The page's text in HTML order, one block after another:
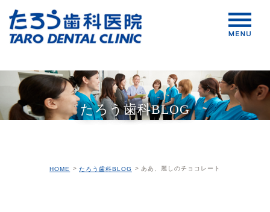
たろう歯科BLOG
HOME たろう歯科BLOG ああ、麗しのチョコレート